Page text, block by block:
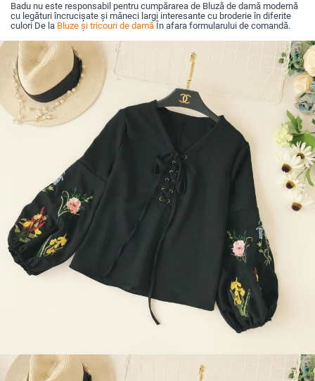
Badu nu este responsabil pentru cumpărarea de Bluză de damă modernă
cu legături încrucișate și mâneci largi interesante cu broderie în diferite
culori De la Bluze și tricouri de damă În afara formularului de comandă.